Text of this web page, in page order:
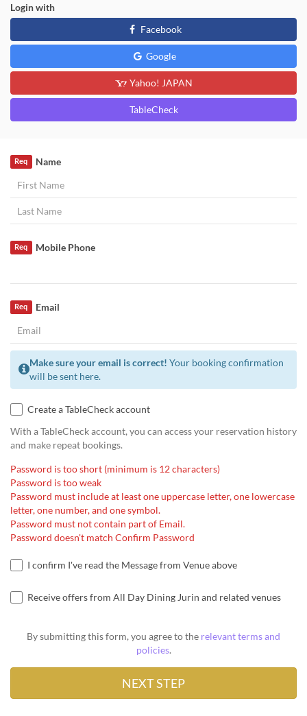
Login with
Facebook
Google
Yahoo! JAPAN
TableCheck
Name
Req
Mobile Phone
Req
Email
Req
Make sure your email is correct! Your booking confirmation
will be sent here.
Create a TableCheck account
With a TableCheck account, you can access your reservation history
and make repeat bookings.
Password is too short (minimum is 12 characters)
Password is too weak
Password must include at least one uppercase letter, one lowercase
letter, one number, and one symbol.
Password must not contain part of Email.
Password doesn't match Confirm Password
I confirm I've read the Message from Venue above
Receive offers from All Day Dining Jurin and related venues
By submitting this form, you agree to the relevant terms and
policies.